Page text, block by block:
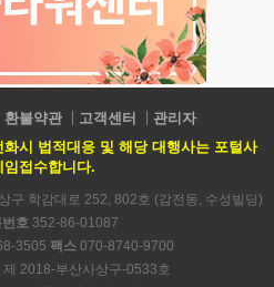
환불약관 고객센터
관리자
시 법적대응 및 해당 대행사는 포털사
임접수합니다.
구 학감대로 252, 802호 (감전동, 수성빌딩)
호 352-86-01087
3505 팩스 070-8740-9700
제 2018-부산사상구-0533호